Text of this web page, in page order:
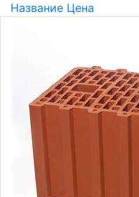
Название Цена